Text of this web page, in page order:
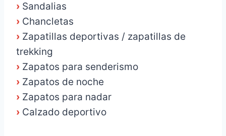
› Sandalias
› Chancletas
› Zapatillas deportivas / zapatillas de
trekking
› Zapatos para senderismo
› Zapatos de noche
› Zapatos para nadar
› Calzado deportivo